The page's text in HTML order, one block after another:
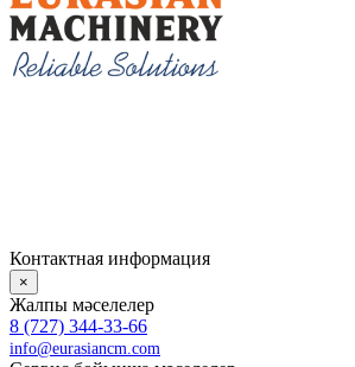
Контактная информация
×
Жалпы мәселелер
8 (727) 344-33-66
info@eurasiancm.com